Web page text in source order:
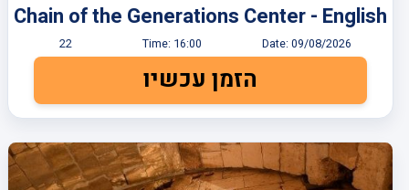
Chain of the Generations Center - English
Date: 09/08/2026
Time: 16:00
22
הזמן עכשיו